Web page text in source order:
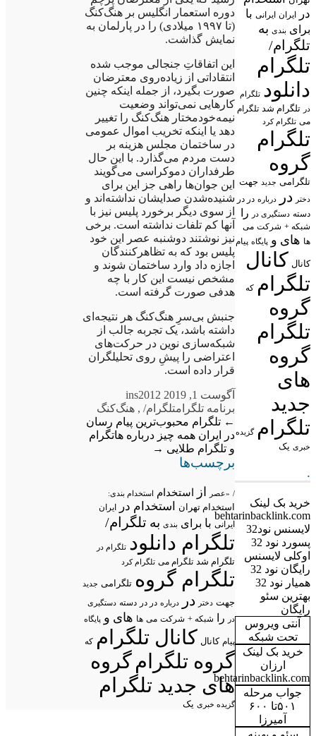
در
ایران ایرانی با
برای بندی به
تلگرام/
تلگرام
دانلود تلگرام
در تلگرام شد تلگرام
می تلگرام کرد
تلگرام
گروه
تلگرامی جدید جهت
دختر در درباره در در
دسته دستگیری در را
شبکه + شرکت می
ها های و پایگاه پیام
کانال کانال
تلگرام که
گروه
تلگرام
گروه
های
جدید
تلگرام گزیده
خبری یک
.
خرید بک لینک
behtarinbacklink.com
لایسنس نود32
پسورد نود 32
اوکلی لایسنس
رایگان نود 32
همیار نود 32
بهترین سئو
رایگان
آنتی ویروس
تحت شبکه
خرید بک لینک
ارزان
behtarinbacklink.com
جواب مرحله
۵۰۱تا ۶۰۰
آمیرزا
دوره استعمار انگلیس بر هنگ‌کنگ
(تا ۱۹۹۷ میلادی) را در پارلمان به
نمایش گذاشت.
این اتفاقاتِ جنجالی موجب شده
انتقاداتی از زیاده‌روی معترضان
صورت بگیرد، از جمله اینکه چنین
کارهایی نمی‌تواند وضعیت
نیمه‌خودمختار هنگ‌کنگ را تغییر
دهد یا اینکه تخریب اموال عمومی
در ساختمان مجلس هزینه بر
دست مردم می‌گذارد. با این حال
طرفداران دموکراسی می‌گویند
این جوان‌ها راهی جز این برای
شنیده‌شدن صدایشان نداشته‌اند و
از سوی دیگر برخورد پلیس نیز با
آنها کم تلفات نداشته است. برخی
نیز نوشتند دوشنبه عصر این خود
پلیس بود که به تظاهرکنندگان
اجازه داد وارد ساختمان شوند و
مشخص نیست این کار با چه
هدفی صورت گرفته است.
جنبش بی‌سرِ هنگ‌کنگ هر نتیجه‌ای
داشته باشد، یک تجربه جالب از
شبکه‌سازی نوین در حرکت‌های
اعتراضی را پیشِ روی تحلیلگران
قرار داده است.
آگوست 1, 2019
ins2012
برنامه تلگرامتلگرام/, هنگ‌کنگ
← تلگرام محبوب‌ترین پیام ‌رسان
در ایران همه چیز درباره هاتگرام
و تلگرام طلایی →
برچسب‌ها
/ «عصر از استخدام استخدام بندی:
استخدام تهران استخدام در ایران
ایرانی با برای بندی به تلگرام/
تلگرام دانلود تلگرام در
تلگرام شد تلگرام می تلگرام کرد
تلگرام گروه تلگرامی جدید
جهت دختر در درباره در در دسته دستگیری
در
را شبکه + شرکت می ها های و پایگاه
پیام کانال کانال تلگرام که
گروه تلگرامگروه
های جدید تلگرام
گزیده خبری یک